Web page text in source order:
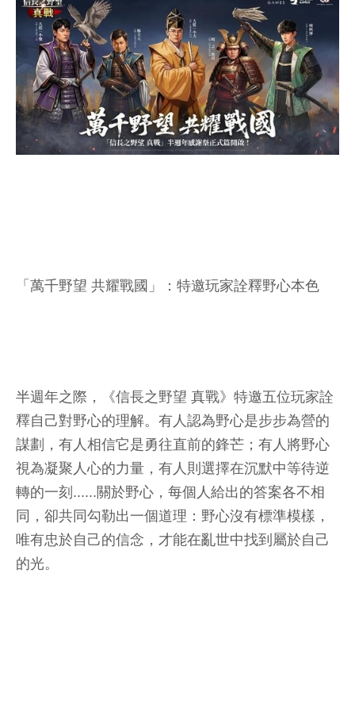
「萬千野望 共耀戰國」：特邀玩家詮釋野心本色
半週年之際，《信長之野望 真戰》特邀五位玩家詮
釋自己對野心的理解。有人認為野心是步步為營的
謀劃，有人相信它是勇往直前的鋒芒；有人將野心
視為凝聚人心的力量，有人則選擇在沉默中等待逆
轉的一刻......關於野心，每個人給出的答案各不相
同，卻共同勾勒出一個道理：野心沒有標準模樣，
唯有忠於自己的信念，才能在亂世中找到屬於自己
的光。